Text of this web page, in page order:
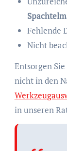
Fehlende
Nicht
Entsorgen
nicht in den
in unseren